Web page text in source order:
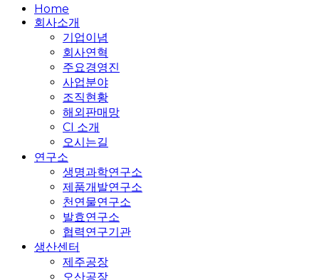
Close
Menu
Home
회사소개
기업이념
회사연혁
주요경영진
사업분야
조직현황
해외판매망
CI 소개
오시는길
연구소
생명과학연구소
제품개발연구소
천연물연구소
발효연구소
협력연구기관
생산센터
제주공장
오산공장